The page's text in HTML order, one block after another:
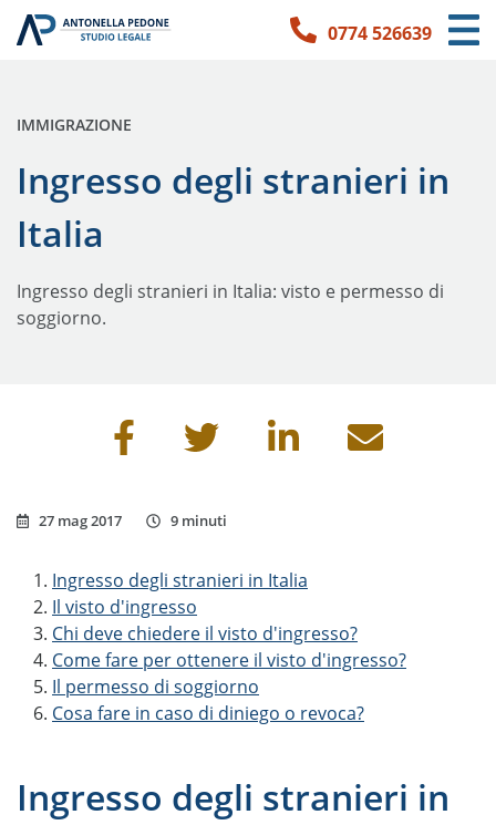
Link per l'accessibilità
Vai ai contenuti principali
Vai ai contatti0774 526639
Ingresso degli stranieri in
Italia
PUBBLICATA IN:
IMMIGRAZIONE
Ingresso degli stranieri in Italia: visto e permesso di
soggiorno.
Condividi questa pagina
27 mag 2017 9 minuti
Ingresso degli stranieri in Italia
Il visto d'ingresso
Chi deve chiedere il visto d'ingresso?
Come fare per ottenere il visto d'ingresso?
Il permesso di soggiorno
Cosa fare in caso di diniego o revoca?
Ingresso degli stranieri in